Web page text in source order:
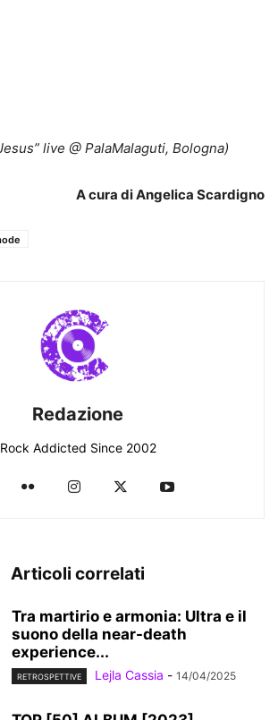
live @ PalaMalaguti, Bologna)
A cura di Angelica Scardigno
Redazione
Rock Addicted Since 2002
Articoli correlati
Tra martirio e armonia: Ultra e il
suono della near-death
experience...
RETROSPETTIVE Lejla Cassia - 14/04/2025